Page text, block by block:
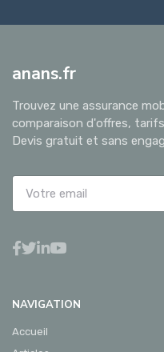
anans.fr
Trouvez une assurance
comparaison d'offres,
Devis gratuit et sans
NAVIGATION
Accueil